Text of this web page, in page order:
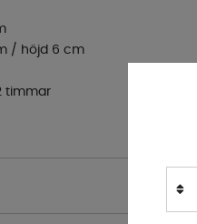
/ höjd 6 cm
timmar